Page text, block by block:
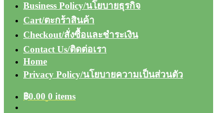
Business Policy/นโยบายธุรกิจ
Cart/ตะกร้าสินค้า
Checkout/สั่งซื้อและชำระเงิน
Contact Us/ติดต่อเรา
Home
Privacy Policy/นโยบายความเป็นส่วนตัว
฿0.00 0 items